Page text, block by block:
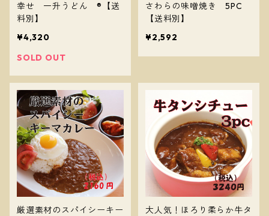
幸せ 一升うどん ®【送
料別】
¥4,320
SOLD OUT
さわらの味噌焼き 5PC
【送料別】
¥2,592
厳選素材のスパイシーキー
大人気！ほろり柔らか牛タ